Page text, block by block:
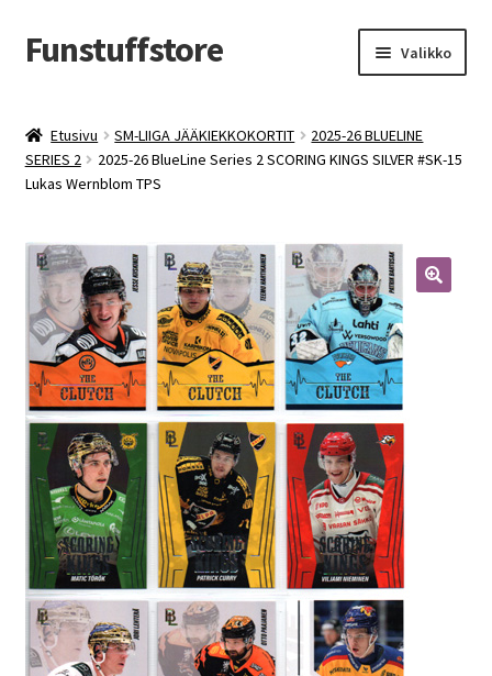
Siirry
navigointiin
Siirry
sisältöön
Funstuffstore Valikko
Etusivu SM-LIIGA JÄÄKIEKKOKORTIT
2025-26 BLUELINE
SERIES 2
2025-26 BlueLine Series 2 SCORING KINGS SILVER #SK-15
Lukas Wernblom TPS